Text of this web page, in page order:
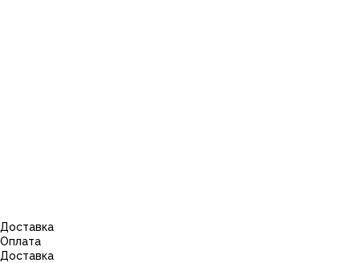
Доставка
Оплата
Доставка